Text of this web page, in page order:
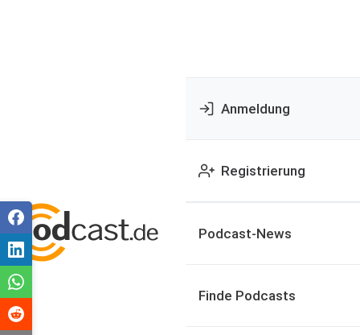
Anmeldung
Registrierung
Podcast-News
Finde Podcasts